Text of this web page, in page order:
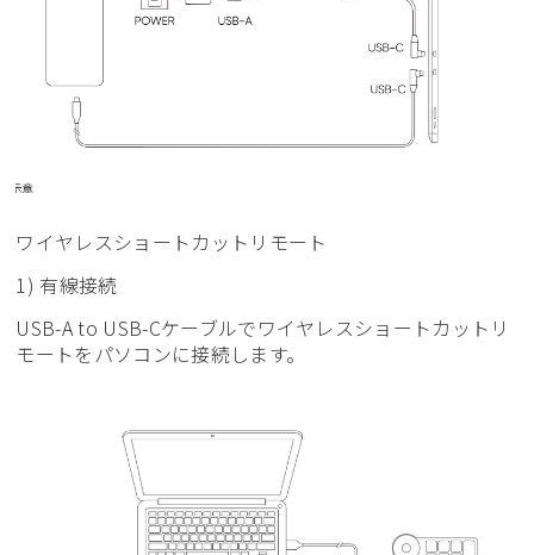
ワイヤレスショートカットリモート
1) 有線接続
USB-A to USB-Cケーブルでワイヤレスショートカットリ
モートをパソコンに接続します。